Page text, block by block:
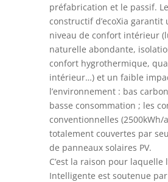
préfabrication et le passif.
constructif d’ecoXia garantit
niveau de confort intérieur
naturelle abondante,
confort hygrothermique,
intérieur…) et un faible
l’environnement : bas
basse consommation ; les
conventionnelles (2500kWh/
totalement couvertes par
de panneaux solaires PV.
C’est la raison pour laquelle
Intelligente est soutenue par